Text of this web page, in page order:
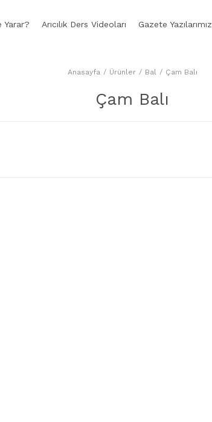
Yarar? Arıcılık Ders Videoları Gazete Yazılarımız
Anasayfa Ürünler Bal Çam Balı
Çam Balı